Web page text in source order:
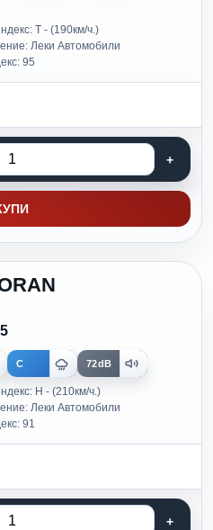
T - (190км/ч.)
Леки Автомобили
95
C 72dB
H - (210км/ч.)
Леки Автомобили
91